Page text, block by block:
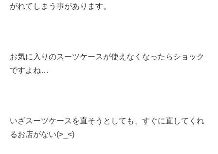
がれてしまう事があります。
お気に入りのスーツケースが使えなくなったらショック
ですよね…
いざスーツケースを直そうとしても、すぐに直してくれ
るお店がない(>_<)